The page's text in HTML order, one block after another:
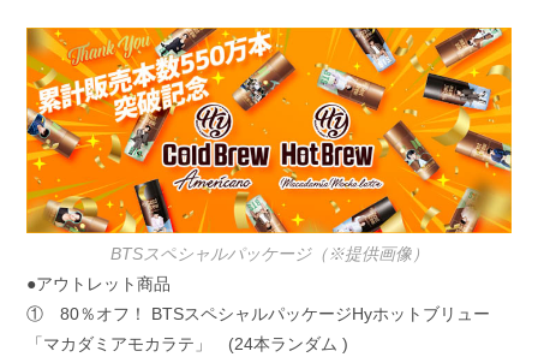
BTSスペシャルパッケージ（※提供画像）
●アウトレット商品
① 80％オフ！ BTSスペシャルパッケージHyホットブリュー
「マカダミアモカラテ」 (24本ランダム )